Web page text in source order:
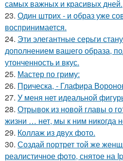
самых важных и красивых дней.
23. Один штрих - и образ уже
воспринимается.
24. Эти элегантные серьги
дополнением вашего образа,
утонченность и вкус.
25. Мастер по гриму:
26. Прическа, - Глафира
27. У меня нет идеальной
28. Отрывок из новой главы о
жизни … нет, мы к ним никогда
29. Коллаж из двух фото.
30. Создай портрет той же
реалистичное фото, снятое на